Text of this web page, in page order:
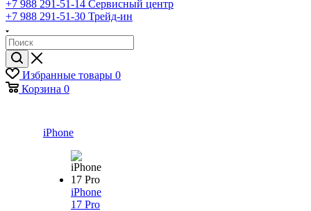
+7 988 291-51-14 Сервисный центр
+7 988 291-51-30 Трейд-ин
Избранные товары 0
Корзина 0
iPhone
iPhone
17 Pro